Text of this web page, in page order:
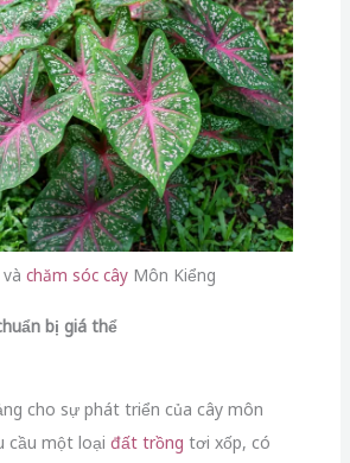
chăm sóc câyMôn Kiểng
bị giá thể
cho sự phát triển của cây môn
cầu một loại đất trồng tơi xốp, có